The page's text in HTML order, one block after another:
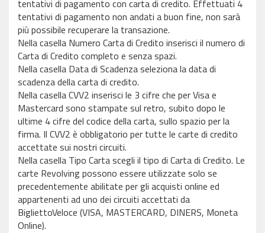
tentativi di pagamento con carta di credito. Effettuati 4
tentativi di pagamento non andati a buon fine, non sarà
più possibile recuperare la transazione.
Nella casella Numero Carta di Credito inserisci il numero di
Carta di Credito completo e senza spazi.
Nella casella Data di Scadenza seleziona la data di
scadenza della carta di credito.
Nella casella CVV2 inserisci le 3 cifre che per Visa e
Mastercard sono stampate sul retro, subito dopo le
ultime 4 cifre del codice della carta, sullo spazio per la
firma. Il CVV2 è obbligatorio per tutte le carte di credito
accettate sui nostri circuiti.
Nella casella Tipo Carta scegli il tipo di Carta di Credito. Le
carte Revolving possono essere utilizzate solo se
precedentemente abilitate per gli acquisti online ed
appartenenti ad uno dei circuiti accettati da
BigliettoVeloce (VISA, MASTERCARD, DINERS, Moneta
Online).